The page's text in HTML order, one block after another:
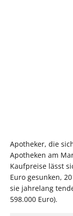
Apotheker, die
Apotheken am
Kaufpreise lässt
Euro gesunken,
sie jahrelang
598.000 Euro).